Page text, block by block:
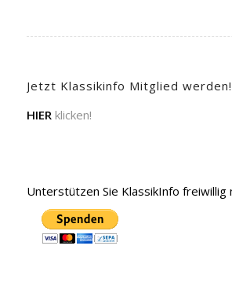
Jetzt Klassikinfo Mitglied werden!
HIER klicken!
Unterstützen Sie KlassikInfo freiwillig